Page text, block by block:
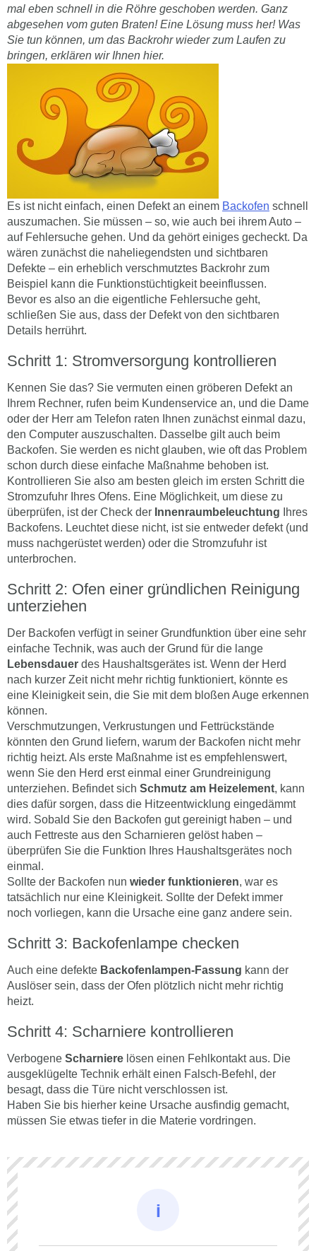
mal eben schnell in die Röhre geschoben werden. Ganz
abgesehen vom guten Braten! Eine Lösung muss her! Was
Sie tun können, um das Backrohr wieder zum Laufen zu
bringen, erklären wir Ihnen hier.
Es ist nicht einfach, einen Defekt an einem Backofen schnell
auszumachen. Sie müssen – so, wie auch bei ihrem Auto –
auf Fehlersuche gehen. Und da gehört einiges gecheckt. Da
wären zunächst die naheliegendsten und sichtbaren
Defekte – ein erheblich verschmutztes Backrohr zum
Beispiel kann die Funktionstüchtigkeit beeinflussen.
Bevor es also an die eigentliche Fehlersuche geht,
schließen Sie aus, dass der Defekt von den sichtbaren
Details herrührt.
Schritt 1: Stromversorgung kontrollieren
Kennen Sie das? Sie vermuten einen gröberen Defekt an
Ihrem Rechner, rufen beim Kundenservice an, und die Dame
oder der Herr am Telefon raten Ihnen zunächst einmal dazu,
den Computer auszuschalten. Dasselbe gilt auch beim
Backofen. Sie werden es nicht glauben, wie oft das Problem
schon durch diese einfache Maßnahme behoben ist.
Kontrollieren Sie also am besten gleich im ersten Schritt die
Stromzufuhr Ihres Ofens. Eine Möglichkeit, um diese zu
überprüfen, ist der Check der Innenraumbeleuchtung Ihres
Backofens. Leuchtet diese nicht, ist sie entweder defekt (und
muss nachgerüstet werden) oder die Stromzufuhr ist
unterbrochen.
Schritt 2: Ofen einer gründlichen Reinigung
unterziehen
Der Backofen verfügt in seiner Grundfunktion über eine sehr
einfache Technik, was auch der Grund für die lange
Lebensdauer des Haushaltsgerätes ist. Wenn der Herd
nach kurzer Zeit nicht mehr richtig funktioniert, könnte es
eine Kleinigkeit sein, die Sie mit dem bloßen Auge erkennen
können.
Verschmutzungen, Verkrustungen und Fettrückstände
könnten den Grund liefern, warum der Backofen nicht mehr
richtig heizt. Als erste Maßnahme ist es empfehlenswert,
wenn Sie den Herd erst einmal einer Grundreinigung
unterziehen. Befindet sich Schmutz am Heizelement, kann
dies dafür sorgen, dass die Hitzeentwicklung eingedämmt
wird. Sobald Sie den Backofen gut gereinigt haben – und
auch Fettreste aus den Scharnieren gelöst haben –
überprüfen Sie die Funktion Ihres Haushaltsgerätes noch
einmal.
Sollte der Backofen nun wieder funktionieren, war es
tatsächlich nur eine Kleinigkeit. Sollte der Defekt immer
noch vorliegen, kann die Ursache eine ganz andere sein.
Schritt 3: Backofenlampe checken
Auch eine defekte Backofenlampen-Fassung kann der
Auslöser sein, dass der Ofen plötzlich nicht mehr richtig
heizt.
Schritt 4: Scharniere kontrollieren
Verbogene Scharniere lösen einen Fehlkontakt aus. Die
ausgeklügelte Technik erhält einen Falsch-Befehl, der
besagt, dass die Türe nicht verschlossen ist.
Haben Sie bis hierher keine Ursache ausfindig gemacht,
müssen Sie etwas tiefer in die Materie vordringen.